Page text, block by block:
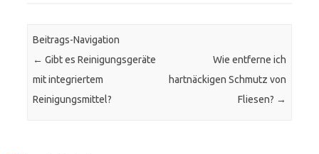
Beitrags-Navigation
← Gibt es Reinigungsgeräte
mit integriertem
Reinigungsmittel?
Wie entferne ich
hartnäckigen Schmutz von
Fliesen? →